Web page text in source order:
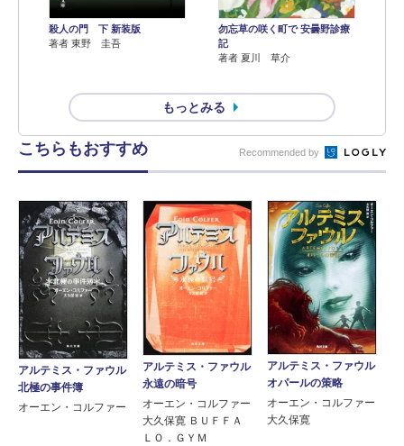
殺人の門 下 新装版
著者 東野 圭吾
勿忘草の咲く町で 安曇野診療
記
著者 夏川 草介
もっとみる
こちらもおすすめ Recommended by
アルテミス・ファウル
北極の事件簿
オーエン・コルファー
アルテミス・ファウル
永遠の暗号
オーエン・コルファー
大久保寛 ＢＵＦＦＡ
ＬＯ．ＧＹＭ
アルテミス・ファウル
オパールの策略
オーエン・コルファー
大久保寛